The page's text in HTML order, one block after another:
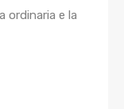
ordinaria e la